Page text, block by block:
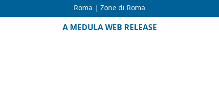
Roma | Zone di Roma
A MEDULA WEB RELEASE